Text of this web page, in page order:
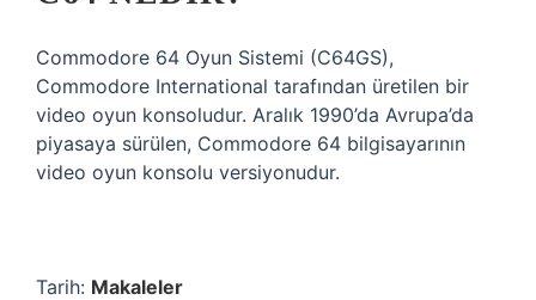
Commodore 64 Oyun Sistemi (C64GS),
Commodore International tarafından üretilen bir
video oyun konsoludur. Aralık 1990’da Avrupa’da
piyasaya sürülen, Commodore 64 bilgisayarının
video oyun konsolu versiyonudur.
Tarih: Makaleler